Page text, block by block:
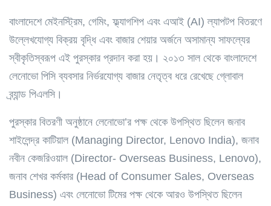
বাংলাদেশে মেইনস্ট্রিম, গেমিং, ফ্ল্যাগশিপ এবং এআই (AI) ল্যাপটপ বিতরণে
উল্লেখযোগ্য বিক্রয় বৃদ্ধি এবং বাজার শেয়ার অর্জনে অসামান্য সাফল্যের
স্বীকৃতিস্বরূপ এই পুরস্কার প্রদান করা হয়। ২০১৩ সাল থেকে বাংলাদেশে
লেনোভো পিসি ব্যবসার নির্ভরযোগ্য বাজার নেতৃত্ব ধরে রেখেছে গ্লোবাল
ব্র্যান্ড পিএলসি।
পুরস্কার বিতরণী অনুষ্ঠানে লেনোভো’র পক্ষ থেকে উপস্থিত ছিলেন জনাব
শাইলেন্দ্র কাটিয়াল (Managing Director, Lenovo India), জনাব
নবীন কেজরিওয়াল (Director- Overseas Business, Lenovo),
জনাব শেখর কর্মকার (Head of Consumer Sales, Overseas
Business) এবং লেনোভো টিমের পক্ষ থেকে আরও উপস্থিত ছিলেন